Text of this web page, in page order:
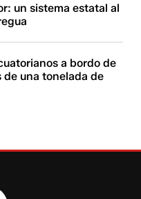
un sistema estatal al
a bordo de
de una tonelada de